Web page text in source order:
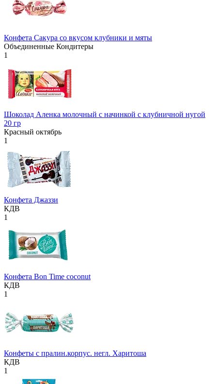
Конфета Сакура со вкусом клубники и мяты
Объединенные Кондитеры
1
Шоколад Аленка молочный с начинкой с клубничной нугой
20 гр
Красный октябрь
1
Конфета Джаззи
КДВ
1
Конфета Bon Time coconut
КДВ
1
Конфеты с пралин.корпус. негл. Харитоша
КДВ
1